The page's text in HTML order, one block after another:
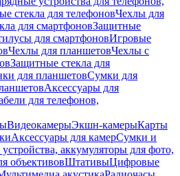
стекла для телефоновЧехлы для
для смартфоновЗащитные
для смартфоновИгровые
Чехлы для планшетовЧехлы с
Защитные стекла для
для планшетовСумки для
Аксессуары для
для телефонов,
ВидеокамерыЭкшн-камерыКарты
Аксессуары для камерСумки и
аккумуляторы для фото,
объективовШтативыЦифровые